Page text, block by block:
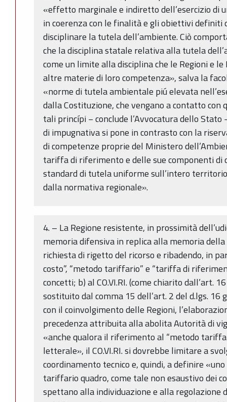
«effetto marginale e indiretto dell’esercizio di
in coerenza con le finalità e gli obiettivi
disciplinare la tutela dell’ambiente. Ciò
che la disciplina statale relativa alla tutela
come un limite alla disciplina che le Regioni e
altre materie di loro competenza», salva la
«norme di tutela ambientale piú elevata
dalla Costituzione, che vengano a contatto con
tali princípi − conclude l’Avvocatura dello
di impugnativa si pone in contrasto con la
di competenze proprie del Ministero
tariffa di riferimento e delle sue componenti di
standard di tutela uniforme sull’intero
dalla normativa regionale».
4. – La Regione resistente, in prossimità
memoria difensiva in replica alla memoria
richiesta di rigetto del ricorso e ribadendo, in
costo”, “metodo tariffario” e “tariffa di
concetti; b) al CO.VI.RI. (come chiarito dall’art.
sostituito dal comma 15 dell’art. 2 del d.lgs. 16
con il coinvolgimento delle Regioni,
precedenza attribuita alla abolita Autorità di
«anche qualora il riferimento al “metodo
letterale», il CO.VI.RI. si dovrebbe limitare a
coordinamento tecnico e, quindi, a definire
tariffario quadro, come tale non esaustivo dei
spettano alla individuazione e alla regolazione